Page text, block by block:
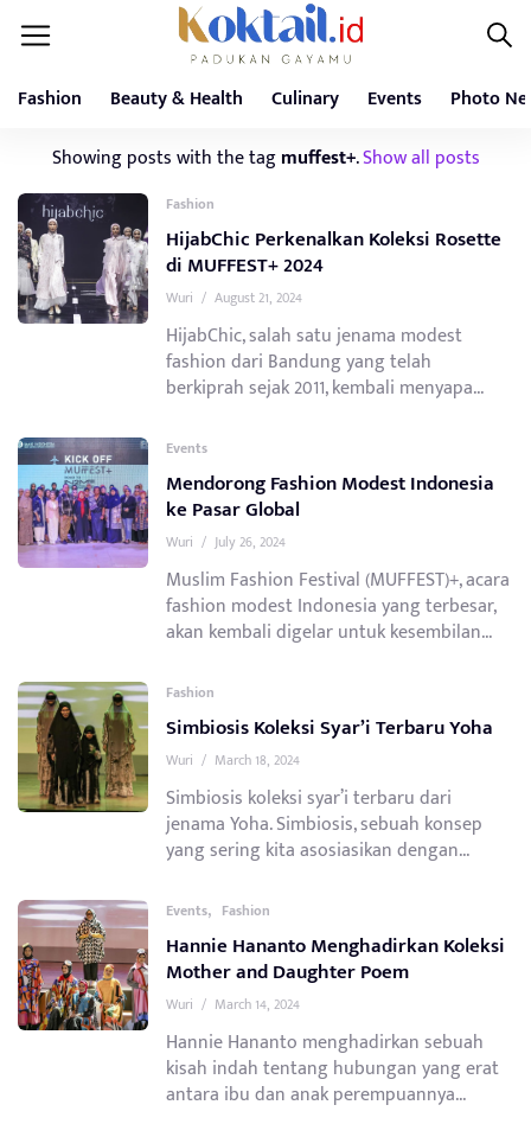
Fashion Beauty & Health Culinary Events Photo
Showing posts with the tagmuffest+.Show all posts
Fashion
HijabChic Perkenalkan Koleksi Rosette
di MUFFEST+ 2024
Wuri / August 21, 2024
HijabChic, salah satu jenama modest
fashion dari Bandung yang telah
berkiprah sejak 2011, kembali menyapa...
Events
Mendorong Fashion Modest Indonesia
ke Pasar Global
Wuri / July 26, 2024
Muslim Fashion Festival (MUFFEST)+, acara
fashion modest Indonesia yang terbesar,
akan kembali digelar untuk kesembilan...
Fashion
Simbiosis Koleksi Syar’i Terbaru Yoha
Wuri / March 18, 2024
Simbiosis koleksi syar’i terbaru dari
jenama Yoha. Simbiosis, sebuah konsep
yang sering kita asosiasikan dengan...
Events, Fashion
Hannie Hananto Menghadirkan Koleksi
Mother and Daughter Poem
Wuri / March 14, 2024
Hannie Hananto menghadirkan sebuah
kisah indah tentang hubungan yang erat
antara ibu dan anak perempuannya...